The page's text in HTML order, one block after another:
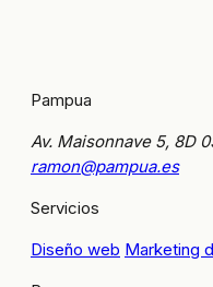
Pampua
Av. Maisonnave 5, 8D
ramon@pampua.es
Servicios
Diseño web Marketing